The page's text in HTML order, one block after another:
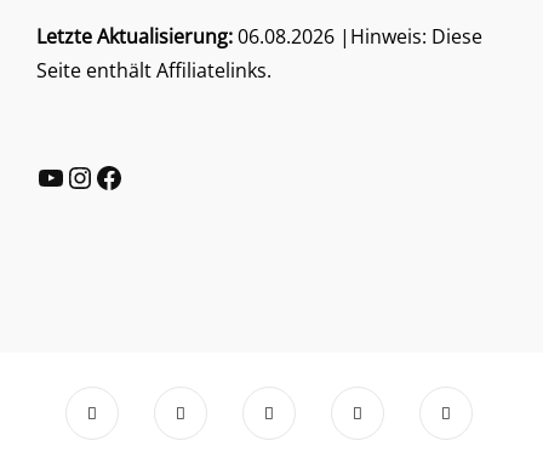
Letzte Aktualisierung:06.08.2026 |Hinweis: Diese
Seite enthält Affiliatelinks.
YouTube
Instagram
Facebook